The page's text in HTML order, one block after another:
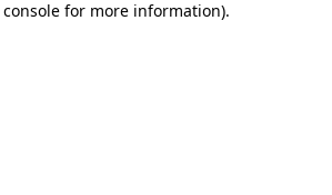
for more information).